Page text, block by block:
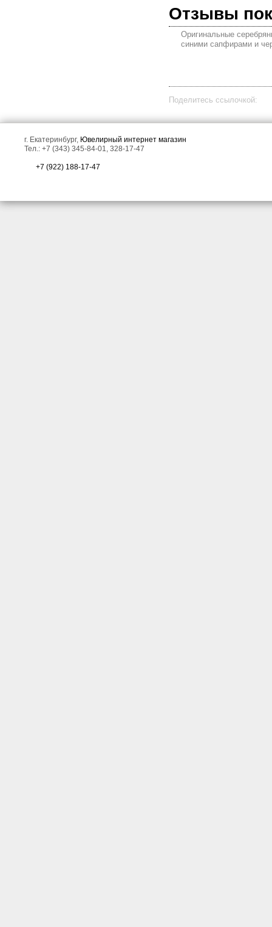
Отзывы
Оригинальные
синими сапфирами и
Поделитесь ссылочкой:
г. Екатеринбург, Ювелирный интернет магазин
Тел.: +7 (343) 345-84-01, 328-17-47
+7 (922) 188-17-47